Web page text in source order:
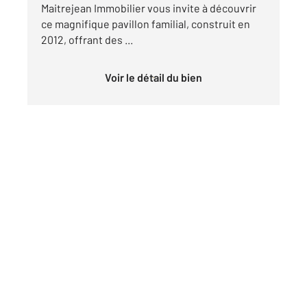
Maitrejean Immobilier vous invite à découvrir
ce magnifique pavillon familial, construit en
2012, offrant des ...
Voir le détail du bien